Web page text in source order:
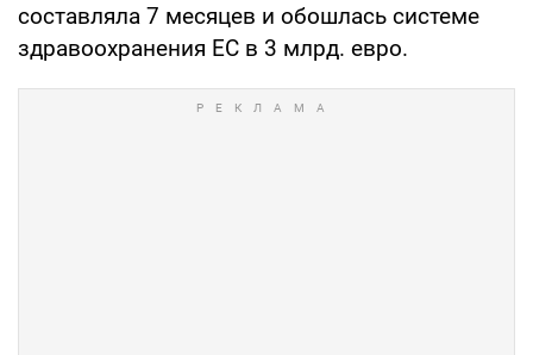
составляла 7 месяцев и обошлась системе
здравоохранения ЕС в 3 млрд. евро.